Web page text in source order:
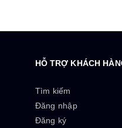
HỖ TRỢ KHÁCH
Tìm kiếm
Đăng nhập
Đăng ký